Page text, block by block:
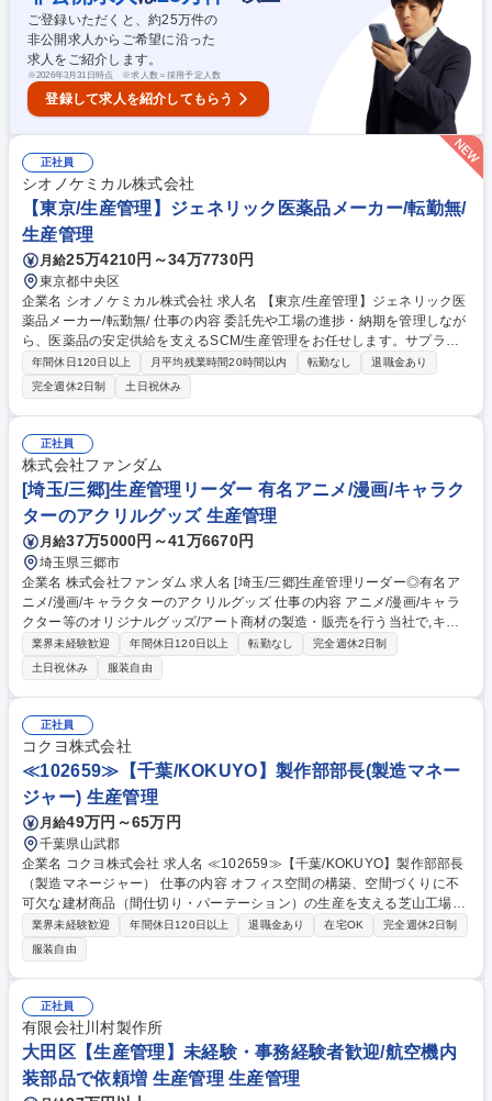
ご登録いただくと、約25万件の
非公開求人からご希望に沿った
求人をご紹介します。
※2026年3月31日時点 ※求人数＝採用予定人数
登録して求人を紹介してもらう
正社員
シオノケミカル株式会社
【東京/生産管理】ジェネリック医薬品メーカー/転勤無/
生産管理
月給25万4210円～34万7730円
東京都中央区
企業名 シオノケミカル株式会社 求人名 【東京/生産管理】ジェネリック医
薬品メーカー/転勤無/ 仕事の内容 委託先や工場の進捗・納期を管理しなが
ら、医薬品の安定供給を支えるSCM/生産管理をお任せします。サプライ
チェーン全体を動かす役割を担う、製薬メーカーの中核的な業務です。
【業務詳細】 ■受注・FCST・委託先情報に基づく生産計画立案 ■生産進
捗・納期・トラブル状況のモニタリングと調整 ■原材料・仕掛品・製品の
在庫管理および欠品防止対応 ■営業・製造・品質・物流など関係部門との
調整・情報連携 ■原価管理補助、各種データ集計・資料作成など営業事務
業務 募集職種 【東京/生産管理】ジェネリック医薬品メーカー/転勤無/
年間休日120日以上 月平均残業時間20時間以内 転勤なし
退職金あり
完全週休2日制
土日祝休み
正社員
株式会社ファンダム
[埼玉/三郷]生産管理リーダー 有名アニメ/漫画/キャラク
ターのアクリルグッズ 生産管理
月給37万5000円～41万6670円
埼玉県三郷市
企業名 株式会社ファンダム 求人名 [埼玉/三郷]生産管理リーダー◎有名ア
ニメ/漫画/キャラクターのアクリルグッズ 仕事の内容 アニメ/漫画/キャラ
クター等のオリジナルグッズ/アート商材の製造・販売を行う当社で,キャ
ラクターグッズ(主にアクリル製品)の生産管理リーダーとして,ご活躍いた
だく方を募集します！ 【詳細】製造スケジュールの設計/自社(外注先)との
調整/品質チェック/原価管理等,商品が適切な品質とスケジュールで納品さ
れるまでの工程を一貫して管理いただきます。※詳細は「その他労働条件
の備考」に記載 【入社後の流れ】まずは当社の製造フローや基本的な知識
を習得していただきます。その後,徐々に業務をお任せし,アクリルグッズ
製造部門の管理責任者として活躍いただきたいと考えています。 募集職種
[埼玉/三郷]生産管理リーダー◎有名アニメ/漫画/キャラクターのアクリルグ
ッズ
業界未経験歓迎 年間休日120日以上 転勤なし
完全週休2日制
土日祝休み
服装自由
正社員
コクヨ株式会社
≪102659≫【千葉/KOKUYO】製作部部長(製造マネー
ジャー) 生産管理
月給49万円～65万円
千葉県山武郡
企業名 コクヨ株式会社 求人名 ≪102659≫【千葉/KOKUYO】製作部部長
（製造マネージャー） 仕事の内容 オフィス空間の構築、空間づくりに不
可欠な建材商品（間仕切り・パーテーション）の生産を支える芝山工場に
おいて、組織マネジメントを強化していただきます。※マネジメント専任
ポジションです ◆製作部全体のマネジメント（約200名規模の人員・生産
体制）◆複数工程にまたがるライン統括、生産性・品質・安全のマネジメ
ント ◆改善活動や体制づくりの人材育成・指導の推進 ◆製作課長・係長
層を通じた組織運営、現場オペレーションの統括 ◆納期遵守と安定生産に
向けた業務管理 ◆現場従業員の士気を高め、持続的に高いパフォーマンス
を発揮させるリーダーシップ 等 募集職種 ≪102659≫【千葉/KOKUYO】
製作部部長（製造マネージャー）
業界未経験歓迎 年間休日120日以上 退職金あり 在宅OK
完全週休2日制
服装自由
正社員
有限会社川村製作所
大田区【生産管理】未経験・事務経験者歓迎/航空機内
装部品で依頼増 生産管理 生産管理